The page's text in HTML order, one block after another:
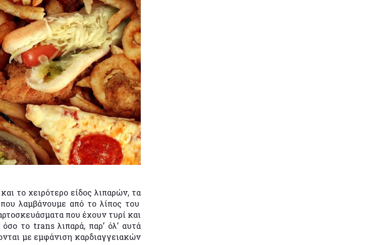
το χειρότερο είδος λιπαρών, τα
λαμβάνουμε από το λίπος του
που έχουν τυρί και
το trans λιπαρά, παρ’ όλ’ αυτά
με εμφάνιση καρδιαγγειακών